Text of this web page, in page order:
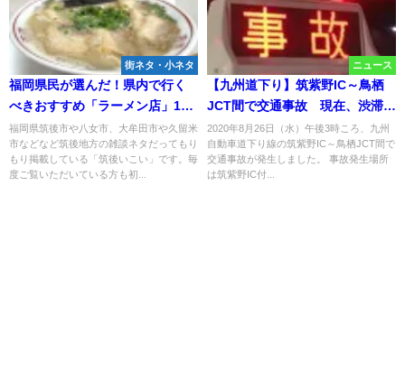
街ネタ・小ネタ
福岡県民が選んだ！県内で行く
べきおすすめ「ラーメン店」11
選に八女や大牟田やみやまなど
筑後地方から5店も選ばれてる
（2025年）
福岡県筑後市や八女市、大牟田市や久留米
市などなど筑後地方の雑談ネタだってもり
もり掲載している「筑後いこい」です。毎
度ご覧いただいている方も初...
ニュース
【九州道下り】筑紫野IC～鳥栖
JCT間で交通事故 現在、渋滞が
発生中
2020年8月26日（水）午後3時ころ、九州
自動車道下り線の筑紫野IC～鳥栖JCT間で
交通事故が発生しました。 事故発生場所
は筑紫野IC付...